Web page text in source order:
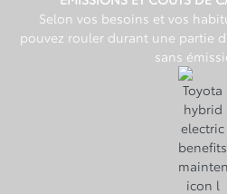
Selon vos besoins et vos
pouvez rouler durant une partie
sans